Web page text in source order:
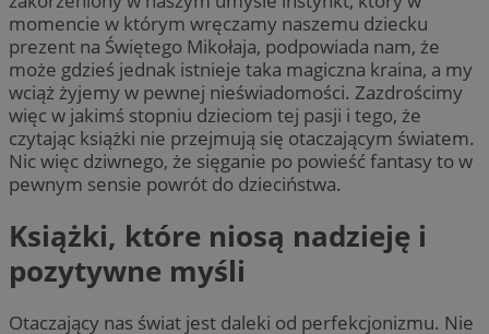
momencie w którym wręczamy naszemu dziecku
prezent na Świętego Mikołaja, podpowiada nam, że
może gdzieś jednak istnieje taka magiczna kraina, a my
wciąż żyjemy w pewnej nieświadomości. Zazdrościmy
więc w jakimś stopniu dzieciom tej pasji i tego, że
czytając książki nie przejmują się otaczającym światem.
Nic więc dziwnego, że sięganie po powieść fantasy to w
pewnym sensie powrót do dzieciństwa.
Książki, które niosą nadzieję i
pozytywne myśli
Otaczający nas świat jest daleki od perfekcjonizmu. Nie